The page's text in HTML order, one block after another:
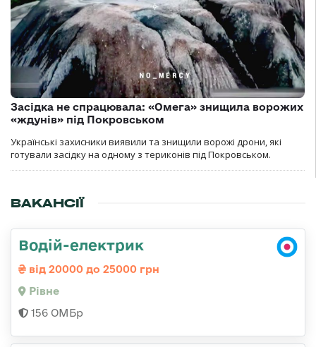
Засідка не спрацювала: «Омега» знищила ворожих
«ждунів» під Покровськом
Українські захисники виявили та знищили ворожі дрони, які
готували засідку на одному з териконів під Покровськом.
ВАКАНСІЇ
Водій-електрик
від 20000 до 25000 грн
Рівне
156 ОМБр